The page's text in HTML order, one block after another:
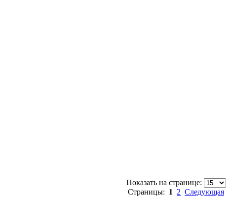
Показать на странице:
Страницы: 1 2 Следующая